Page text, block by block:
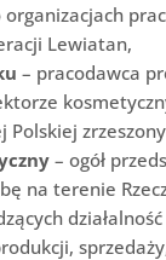
organizacjach
Lewiatan,
– pracodawca
Polskiej
– ogół
na terenie